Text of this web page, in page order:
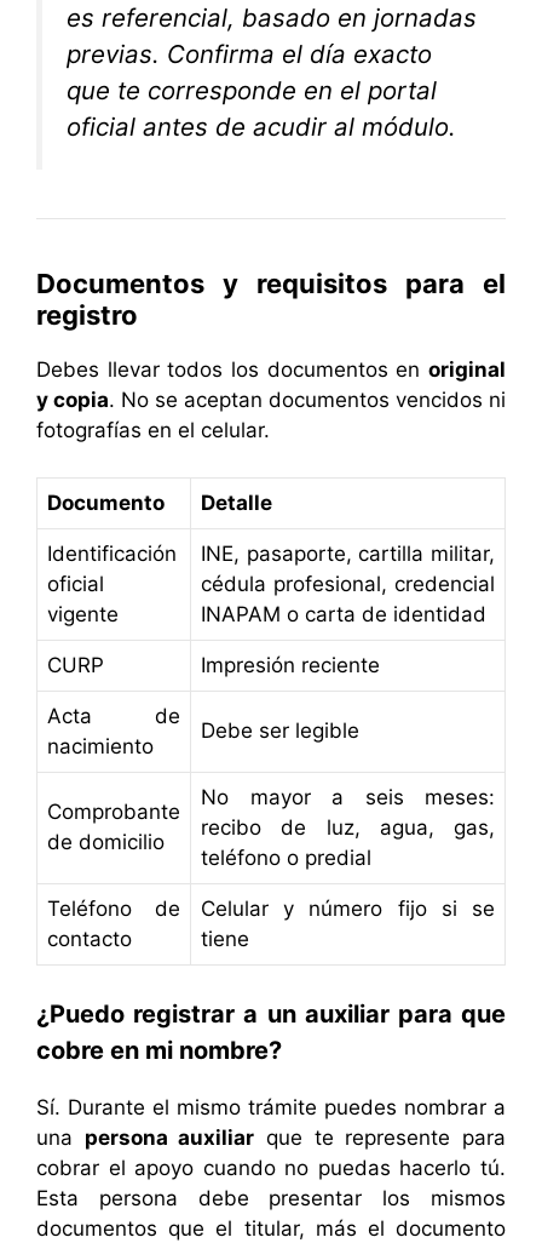
es referencial, basado en jornadas
previas. Confirma el día exacto
que te corresponde en el portal
oficial antes de acudir al módulo.
Documentos y requisitos para el
registro
Debes llevar todos los documentos en original
y copia. No se aceptan documentos vencidos ni
fotografías en el celular.
Documento Detalle
Identificación
oficial
vigente
INE, pasaporte, cartilla militar,
cédula profesional, credencial
INAPAM o carta de identidad
CURP Impresión reciente
Acta de
nacimiento
Debe ser legible
Comprobante
de domicilio
No mayor a seis meses:
recibo de luz, agua, gas,
teléfono o predial
Teléfono de
contacto
Celular y número fijo si se
tiene
¿Puedo registrar a un auxiliar para que
cobre en mi nombre?
Sí. Durante el mismo trámite puedes nombrar a
una persona auxiliar que te represente para
cobrar el apoyo cuando no puedas hacerlo tú.
Esta persona debe presentar los mismos
documentos que el titular, más el documento